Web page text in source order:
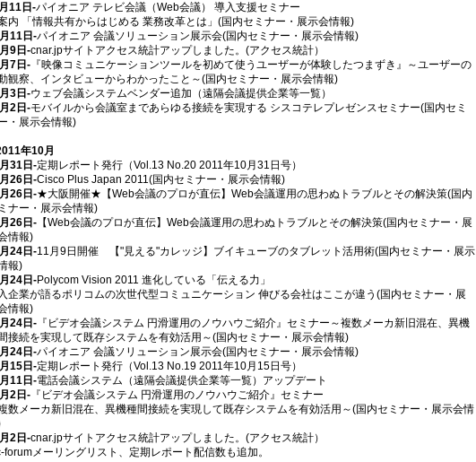
11日-パイオニア テレビ会議（Web会議） 導入支援セミナー
内 「情報共有からはじめる 業務改革とは」(国内セミナー・展示会情報)
11日-パイオニア 会議ソリューション展示会(国内セミナー・展示会情報)
9日-cnar.jpサイトアクセス統計アップしました。(アクセス統計）
7日-『映像コミュニケーションツールを初めて使うユーザーが体験したつまずき』～ユーザーの
観察、インタビューからわかったこと～(国内セミナー・展示会情報)
3日-ウェブ会議システムベンダー追加（遠隔会議提供企業等一覧）
2日-モバイルから会議室まであらゆる接続を実現する シスコテレプレゼンスセミナー(国内セミ
・展示会情報)
年10月
31日-定期レポート発行（Vol.13 No.20 2011年10月31日号）
26日-Cisco Plus Japan 2011(国内セミナー・展示会情報)
26日-★大阪開催★【Web会議のプロが直伝】Web会議運用の思わぬトラブルとその解決策(国内
ナー・展示会情報)
26日-【Web会議のプロが直伝】Web会議運用の思わぬトラブルとその解決策(国内セミナー・展
情報)
24日-11月9日開催 【"見える"カレッジ】ブイキューブのタブレット活用術(国内セミナー・展示
報)
24日-Polycom Vision 2011 進化している「伝える力」
企業が語るポリコムの次世代型コミュニケーション 伸びる会社はここが違う(国内セミナー・展
情報)
24日-『ビデオ会議システム 円滑運用のノウハウご紹介』セミナー～複数メーカ新旧混在、異機
接続を実現して既存システムを有効活用～(国内セミナー・展示会情報)
24日-パイオニア 会議ソリューション展示会(国内セミナー・展示会情報)
15日-定期レポート発行（Vol.13 No.19 2011年10月15日号）
11日-電話会議システム（遠隔会議提供企業等一覧）アップデート
2日-『ビデオ会議システム 円滑運用のノウハウご紹介』セミナー
数メーカ新旧混在、異機種間接続を実現して既存システムを有効活用～(国内セミナー・展示会情
2日-cnar.jpサイトアクセス統計アップしました。(アクセス統計）
forumメーリングリスト、定期レポート配信数も追加。